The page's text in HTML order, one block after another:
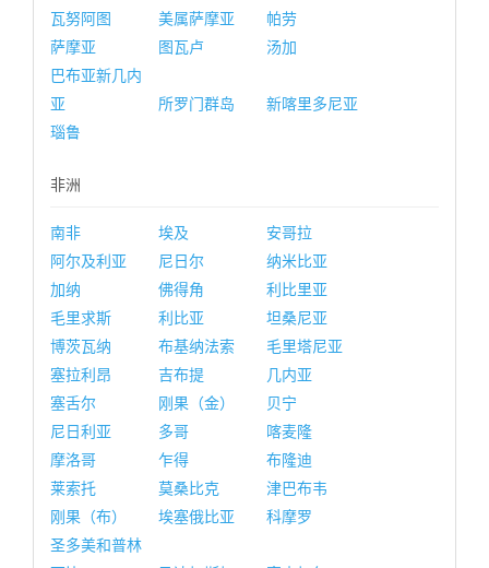
瓦努阿图
美属萨摩亚
帕劳
萨摩亚
图瓦卢
汤加
巴布亚新几内
亚
所罗门群岛
新喀里多尼亚
瑙鲁
非洲
南非 埃及
安哥拉
阿尔及利亚
尼日尔
纳米比亚
加纳
佛得角
利比里亚
毛里求斯
利比亚
坦桑尼亚
博茨瓦纳
布基纳法索
毛里塔尼亚
塞拉利昂
吉布提
几内亚
塞舌尔
刚果（金）
贝宁
尼日利亚
多哥
喀麦隆
摩洛哥
乍得
布隆迪
莱索托
莫桑比克
津巴布韦
刚果（布）
埃塞俄比亚
科摩罗
圣多美和普林